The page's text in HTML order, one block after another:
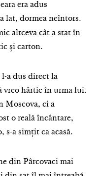
era adus
lat, dormea neîntors.
altceva cât a stat în
și carton.
l-a dus direct la
vreo hârtie în urma lui.
Moscova, ci a
o reală încântare,
s-a simțit ca acasă.
din Pârcovaci mai